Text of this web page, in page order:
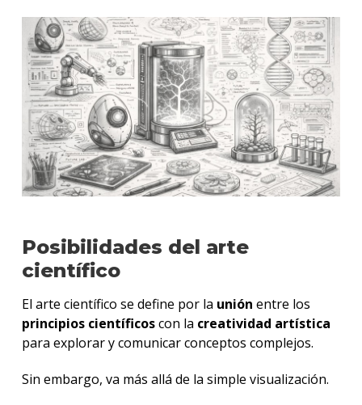
Posibilidades del arte
científico
El arte científico se define por la unión entre los
principios científicoscon la creatividad artística
para explorar y comunicar conceptos complejos.
Sin embargo, va más allá de la simple visualización.